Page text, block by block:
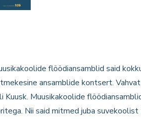
flöödiansamblid said
ansamblide kontsert.
Muusikakoolide
Nii said mitmed juba